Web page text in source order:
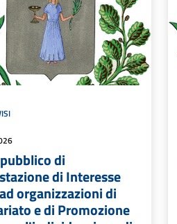
di
di Interesse
organizzazioni di
e di Promozione